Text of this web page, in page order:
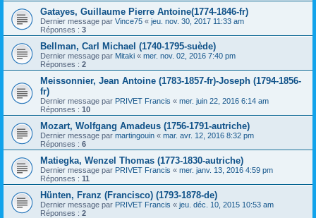
Gatayes, Guillaume Pierre Antoine(1774-1846-fr)
Dernier message par Vince75 « jeu. nov. 30, 2017 11:33 am
Réponses : 3
Bellman, Carl Michael (1740-1795-suède)
Dernier message par Mitaki « mer. nov. 02, 2016 7:40 pm
Réponses : 2
Meissonnier, Jean Antoine (1783-1857-fr)-Joseph (1794-1856-
fr)
Dernier message par PRIVET Francis « mer. juin 22, 2016 6:14 am
Réponses : 10
Mozart, Wolfgang Amadeus (1756-1791-autriche)
Dernier message par martingouin « mar. avr. 12, 2016 8:32 pm
Réponses : 6
Matiegka, Wenzel Thomas (1773-1830-autriche)
Dernier message par PRIVET Francis « mer. janv. 13, 2016 4:59 pm
Réponses : 11
Hünten, Franz (Francisco) (1793-1878-de)
Dernier message par PRIVET Francis « jeu. déc. 10, 2015 10:53 am
Réponses : 2